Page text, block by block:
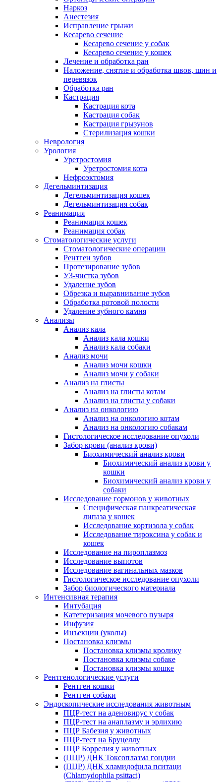
Наркоз
Анестезия
Исправление грыжи
Кесарево сечение
Кесарево сечение у собак
Кесарево сечение у кошек
Лечение и обработка ран
Наложение, снятие и обработка швов, шин и
перевязок
Обработка ран
Кастрация
Кастрация кота
Кастрация собак
Кастрация грызунов
Стерилизация кошки
Неврология
Урология
Уретростомия
Уретростомия кота
Нефроэктомия
Дегельминтизация
Дегельминтизация кошек
Дегельминтизация собак
Реанимация
Реанимация кошек
Реанимация собак
Стоматологические услуги
Стоматологические операции
Рентген зубов
Протезирование зубов
УЗ-чистка зубов
Удаление зубов
Обрезка и выравнивание зубов
Обработка ротовой полости
Удаление зубного камня
Анализы
Анализ кала
Анализ кала кошки
Анализ кала собаки
Анализ мочи
Анализ мочи кошки
Анализ мочи у собаки
Анализ на глисты
Анализ на глисты котам
Анализ на глисты у собаки
Анализ на онкологию
Анализ на онкологию котам
Анализ на онкологию собакам
Гистологическое исследование опухоли
Забор крови (анализ крови)
Биохимический анализ крови
Биохимический анализ крови у
кошки
Биохимический анализ крови у
собаки
Исследование гормонов у животных
Специфическая панкреатическая
липаза у кошек
Исследование кортизола у собак
Исследование тироксина у собак и
кошек
Исследование на пироплазмоз
Исследование выпотов
Исследование вагинальных мазков
Гистологическое исследование опухоли
Забор биологического материала
Интенсивная терапия
Интубация
Катетеризация мочевого пузыря
Инфузия
Инъекции (уколы)
Постановка клизмы
Постановка клизмы кролику
Постановка клизмы собаке
Постановка клизмы кошке
Рентгенологические услуги
Рентген кошки
Рентген собаки
Эндоскопические исследования животным
ПЦР-тест на аденовирус у собак
ПЦР-тест на анаплазму и эрлихию
ПЦР Бабезия у животных
ПЦР-тест на Бруцеллу
ПЦР Боррелия у животных
(ПЦР) ДНК Токсоплазма гондии
(ПЦР) ДНК хламидофила пситаци
(Chlamydophila psittaci)